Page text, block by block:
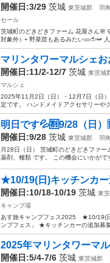
開催日:3/29 茨城 東茨城郡 羽
セール
茨城町のどきどきファーム 花屋さん🌸
対象外）▪️ 野菜苗もあるみたい🥒🍅🫛
マリンタワーマルシェ
開催日:11/2-12/7 茨城 東茨城
マルシェ
2025年11月2日（日）・12月7日（日
定です。 ハンドメイドアクセサリーや
明日です💦🈹9/28（日）
開催日:9/28 茨城 東茨城郡 羽
月28日（日） 茨城町のどきどきファ
薬剤、種類 です。 この機会にいかが
★10/19(日)キッチンカ
開催日:10/18-10/19 茨城 東
キャンプ場
あす旅キャンプフェス2025 ★10/19(
ンプフェス」 ★キッチンカーの追加募
2025年マリンタワーマ
開催日:5/4-7/6 茨城 東茨城郡